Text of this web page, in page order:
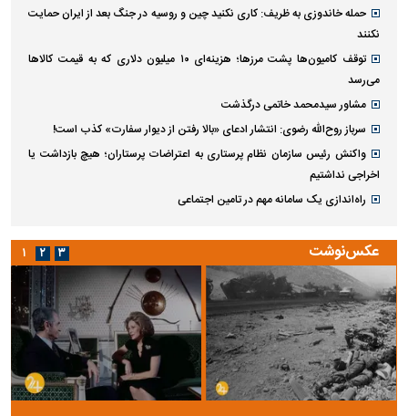
حمله خاندوزی به ظریف: کاری نکنید چین و روسیه در جنگ بعد از ایران حمایت
نکنند
توقف کامیون‌ها پشت مرزها؛ هزینه‌ای ۱۰ میلیون دلاری که به قیمت کالاها
می‌رسد
مشاور سیدمحمد خاتمی درگذشت
سرباز روح‌الله رضوی: انتشار ادعای «بالا رفتن از دیوار سفارت» کذب است!
واکنش رئیس سازمان نظام پرستاری به اعتراضات پرستاران؛ هیچ بازداشت یا
اخراجی نداشتیم
راه‌اندازی یک سامانه مهم در تامین اجتماعی
عکس‌نوشت ۱ ۲ ۳